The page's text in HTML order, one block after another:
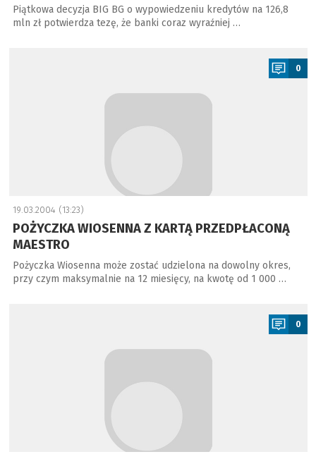
Piątkowa decyzja BIG BG o wypowiedzeniu kredytów na 126,8
mln zł potwierdza tezę, że banki coraz wyraźniej …
0
19.03.2004 (13:23)
POŻYCZKA WIOSENNA Z KARTĄ PRZEDPŁACONĄ
MAESTRO
Pożyczka Wiosenna może zostać udzielona na dowolny okres,
przy czym maksymalnie na 12 miesięcy, na kwotę od 1 000 …
0